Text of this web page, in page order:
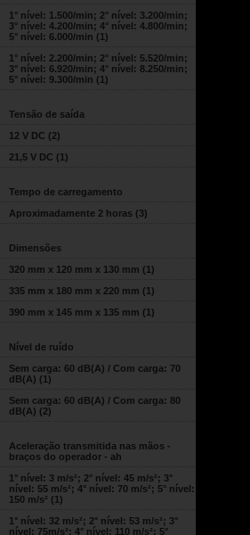
1° nível: 1.500/min; 2° nível: 3.200/min;
3° nível: 4.200/min; 4° nível: 4.800/min;
5° nível: 6.000/min (1)
1° nível: 2.200/min; 2° nível: 5.520/min;
3° nível: 6.920/min; 4° nível: 8.250/min;
5° nível: 9.300/min (1)
Tensão de saída
12 V DC (2)
21,5 V DC (1)
Tempo de carregamento
Aproximadamente 2 horas (3)
Dimensões
320 mm x 120 mm x 130 mm (1)
335 mm x 180 mm x 220 mm (1)
390 mm x 145 mm x 135 mm (1)
Nível de ruído
Sem carga: 60 dB(A) / Com carga: 70
dB(A) (1)
Sem carga: 60 dB(A) / Com carga: 80
dB(A) (2)
Aceleração transmitida nas mãos -
braços do operador - ah
1° nível: 3 m/s²; 2° nível: 45 m/s²; 3°
nível: 55 m/s²; 4° nível: 70 m/s²; 5° nível:
150 m/s² (1)
1° nível: 32 m/s²; 2° nível: 53 m/s²; 3°
nível: 75m/s²; 4° nível: 110 m/s²; 5°